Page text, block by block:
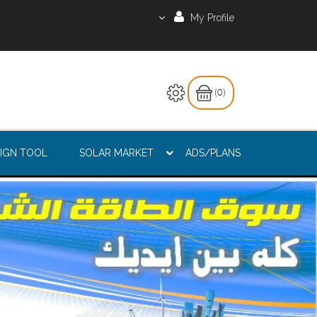
My Profile
(0)
TOOL SOLAR MARKET ADS/PLANS